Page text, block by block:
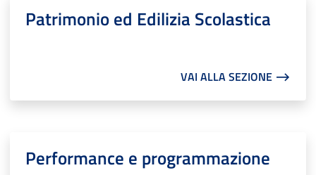
Patrimonio ed Edilizia Scolastica
VAI ALLA SEZIONE ⟶
Performance e programmazione